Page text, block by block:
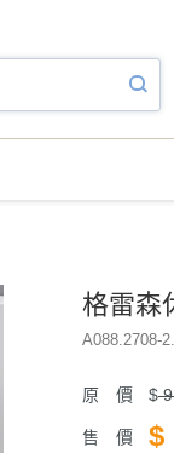
格雷森
A088.2708-
原 價 $
售 價 $